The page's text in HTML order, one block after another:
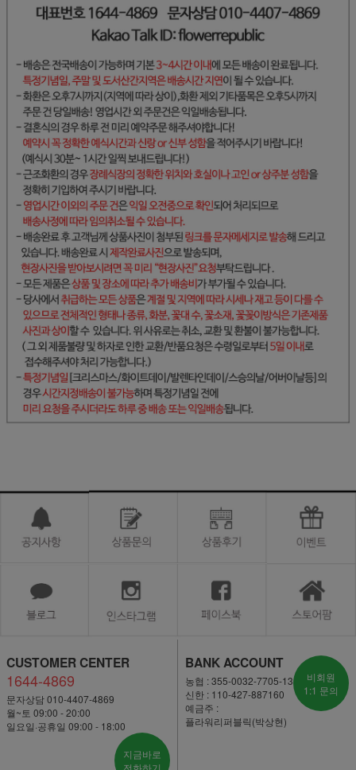
CUSTOMER CENTER
1644-4869
문자상담 010-4407-4869
월~토 09:00 - 20:00
일요일·공휴일 09:00 - 18:00
지금바로
전화하기
BANK ACCOUNT
농협 : 355-0032-7705-13
신한 : 110-427-887160
예금주 :
플라워리퍼블릭(박상현)
비회원
1:1 문의